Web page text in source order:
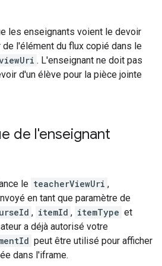
les enseignants voient le devoir
l'élément du flux copié dans le
. L'enseignant ne doit pas
d'un élève pour la pièce jointe
de l'enseignant
le teacherViewUri ,
en tant que paramètre de
, itemId , itemType et
a déjà autorisé votre
peut être utilisé pour afficher
dans l'iframe.